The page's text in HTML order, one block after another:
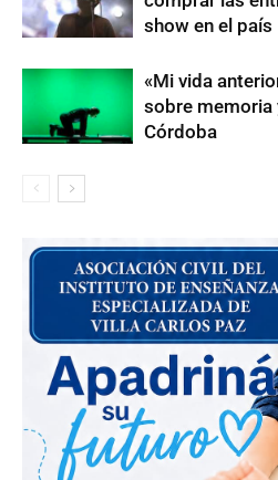
show en el país
«Mi vida
sobre memoria
Córdoba